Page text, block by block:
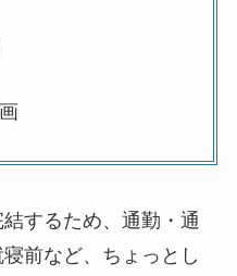
するため、通勤・通
前など、ちょっとし